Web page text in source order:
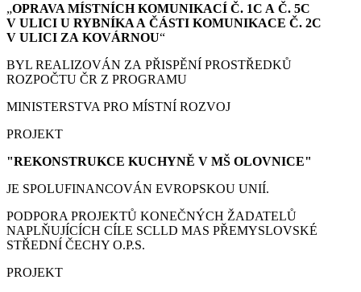
„OPRAVA MÍSTNÍCH KOMUNIKACÍ Č. 1C A Č. 5C
V ULICI U RYBNÍKA A ČÁSTI KOMUNIKACE Č. 2C
V ULICI ZA KOVÁRNOU“
BYL REALIZOVÁN ZA PŘISPĚNÍ PROSTŘEDKŮ
ROZPOČTU ČR Z PROGRAMU
MINISTERSTVA PRO MÍSTNÍ ROZVOJ
PROJEKT
"REKONSTRUKCE KUCHYNĚ V MŠ OLOVNICE"
JE SPOLUFINANCOVÁN EVROPSKOU UNIÍ.
PODPORA PROJEKTŮ KONEČNÝCH ŽADATELŮ
NAPLŇUJÍCÍCH CÍLE SCLLD MAS PŘEMYSLOVSKÉ
STŘEDNÍ ČECHY O.P.S.
PROJEKT